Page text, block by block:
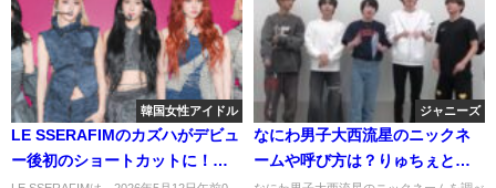
韓国女性アイドル
LE SSERAFIMのカズハがデビュ
ー後初のショートカットに！フ
ジャニーズ
なにわ男子大西流星のニックネ
ームや呼び方は？りゅちぇと大